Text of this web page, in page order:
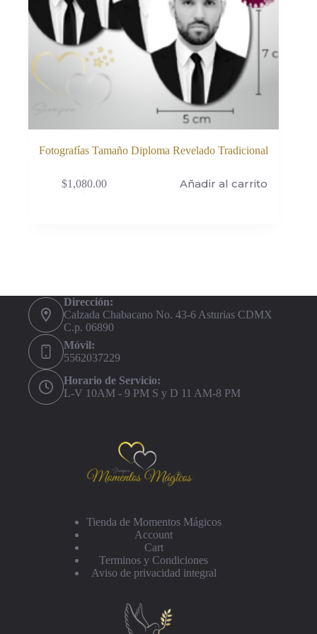
Fotografías Tamaño Diploma Revelado Tradicional
$1,080.00 Añadir al carrito
Dirección:
Calzada Chabacano No. 43-6 Asturias CDMX
C.p. 06890
Móvil:
5562037229
Horario de Servicio:
L-V 10AM - 9 PM S y D 11 AM-8 PM
Tienda de Momentos Mágicos
Account
Cart
Terminos y Condiciones
Aviso de privacidad integral